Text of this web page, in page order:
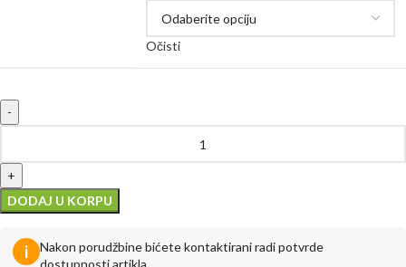
Očisti
DODAJ U KORPU
i
Nakon porudžbine bićete kontaktirani radi potvrde